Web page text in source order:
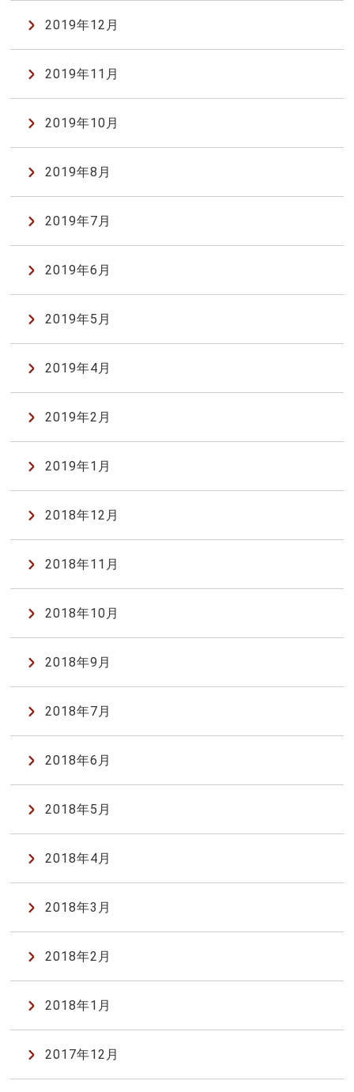
2019年12月
2019年11月
2019年10月
2019年8月
2019年7月
2019年6月
2019年5月
2019年4月
2019年2月
2019年1月
2018年12月
2018年11月
2018年10月
2018年9月
2018年7月
2018年6月
2018年5月
2018年4月
2018年3月
2018年2月
2018年1月
2017年12月